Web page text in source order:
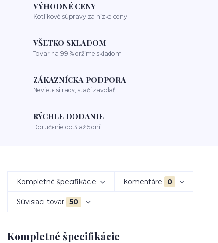
VÝHODNÉ CENY
Kotlíkové súpravy za nízke ceny
VŠETKO SKLADOM
Tovar na 99 % držíme skladom
ZÁKAZNÍCKA PODPORA
Neviete si rady, stačí zavolať
RÝCHLE DODANIE
Doručenie do 3 až 5 dní
Kompletné špecifikácie Komentáre 0
Súvisiaci tovar 50
Kompletné špecifikácie